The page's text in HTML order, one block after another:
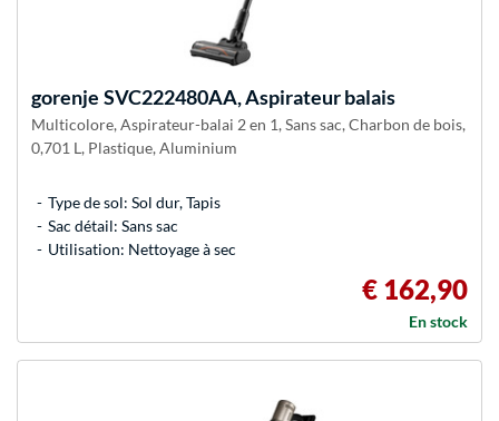
gorenje SVC222480AA, Aspirateur balais
Multicolore, Aspirateur-balai 2 en 1, Sans sac, Charbon de bois,
0,701 L, Plastique, Aluminium
Type de sol: Sol dur, Tapis
Sac détail: Sans sac
Utilisation: Nettoyage à sec
€ 162,90
En stock